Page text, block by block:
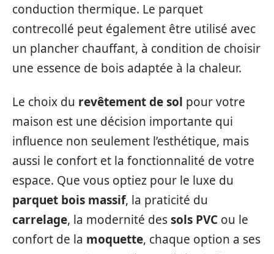
conduction thermique. Le parquet
contrecollé peut également être utilisé avec
un plancher chauffant, à condition de choisir
une essence de bois adaptée à la chaleur.
Le choix du revêtement de sol pour votre
maison est une décision importante qui
influence non seulement l’esthétique, mais
aussi le confort et la fonctionnalité de votre
espace. Que vous optiez pour le luxe du
parquet bois massif, la praticité du
carrelage, la modernité dessols PVC ou le
confort de la moquette, chaque option a ses